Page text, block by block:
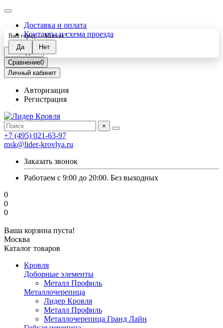
Доставка и оплата
Контакты и схема проезда
Закладки0
Сравнение0
Личный кабинет
Авторизация
Регистрация
×
+7 (495) 021-63-97
msk@lider-krovlya.ru
Заказать звонок
Работаем с 9:00 до 20:00. Без выходных
0
0
0
Ваша корзина пуста!
Москва
Ваш город —Москва?
Каталог товаров
Кровля
Доборные элементы
Металл Профиль
Металлочерепица
Лидер Кровля
Металл Профиль
Металлочерепица Гранд Лайн